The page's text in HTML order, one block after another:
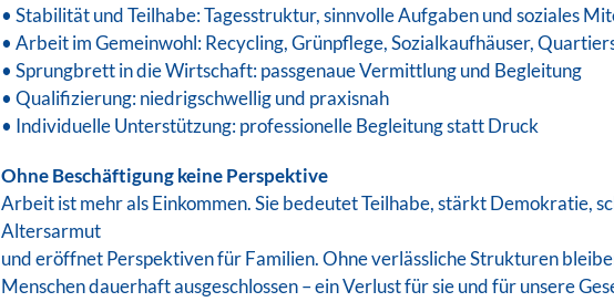
• Stabilität und Teilhabe: Tagesstruktur, sinnvolle Aufgaben und soziales
• Arbeit im Gemeinwohl: Recycling, Grünpflege, Sozialkaufhäuser,
• Sprungbrett in die Wirtschaft: passgenaue Vermittlung und Begleitung
• Qualifizierung: niedrigschwellig und praxisnah
• Individuelle Unterstützung: professionelle Begleitung statt Druck
Ohne Beschäftigung keine Perspektive
Arbeit ist mehr als Einkommen. Sie bedeutet Teilhabe, stärkt Demokratie,
Altersarmut
und eröffnet Perspektiven für Familien. Ohne verlässliche Strukturen
Menschen dauerhaft ausgeschlossen – ein Verlust für sie und für unsere